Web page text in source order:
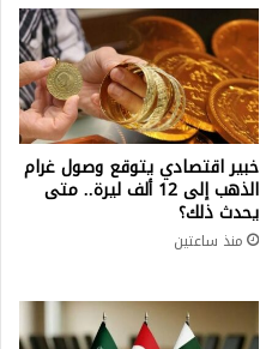
خبير اقتصادي يتوقع وصول غرام
الذهب إلى 12 ألف ليرة.. متى
يحدث ذلك؟
منذ ساعتين